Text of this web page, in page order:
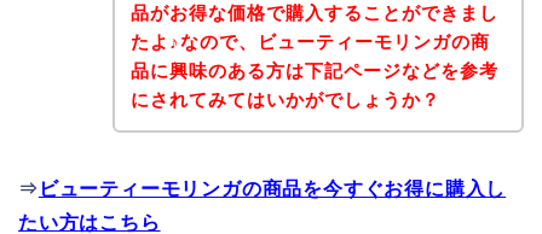
品がお得な価格で購入することができまし
たよ♪なので、ビューティーモリンガの商
品に興味のある方は下記ページなどを参考
にされてみてはいかがでしょうか？
⇒ ビューティーモリンガの商品を今すぐお得に購入し
たい方はこちら